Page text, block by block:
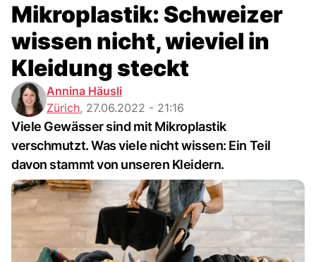
Mikroplastik: Schweizer
wissen nicht, wieviel in
Kleidung steckt
Annina Häusli
Zürich, 27.06.2022 - 21:16
Viele Gewässer sind mit Mikroplastik
verschmutzt. Was viele nicht wissen: Ein Teil
davon stammt von unseren Kleidern.